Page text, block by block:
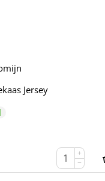
Jersey
+
−